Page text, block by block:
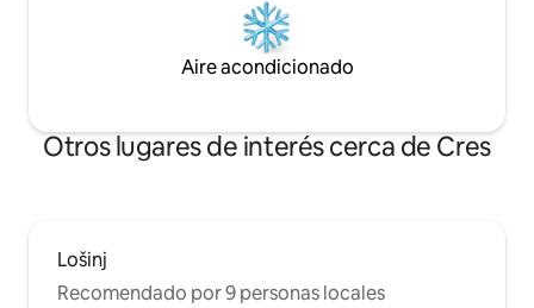
Aire acondicionado
Otros lugares de interés cerca de Cres
Lošinj
Recomendado por 9 personas locales